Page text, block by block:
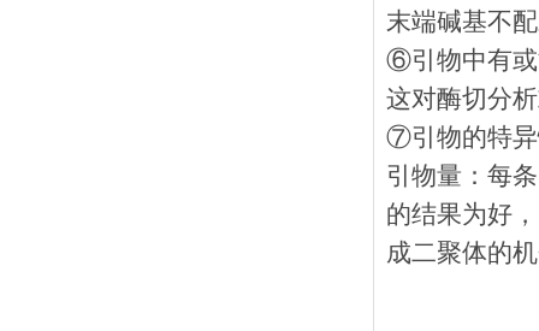
末端碱基不
⑥引物中有或
这对酶切分
⑦引物的特异
引物量：每
的结果为好
成二聚体的